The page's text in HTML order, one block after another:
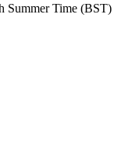
Summer Time (BST)